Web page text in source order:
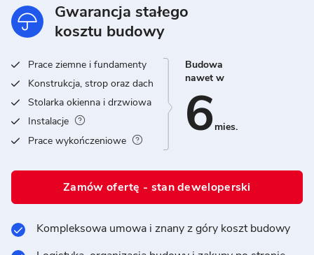
Gwarancja stałego
kosztu budowy
Prace ziemne i fundamenty
Konstrukcja, strop oraz dach
Stolarka okienna i drzwiowa
Instalacje
Prace wykończeniowe
Budowa
nawet w
6 mies.
Zamów ofertę - stan deweloperski
Kompleksowa umowa i znany z góry koszt budowy